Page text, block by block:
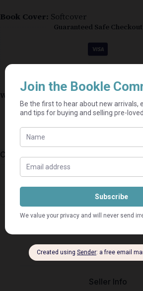
Book Cover: Softcover
Guaranteed Safe Checkout
Why shop on Bookle?
Free buyer protection
The Courier Guy shipping
added fees
Bundle books — one shipping
Categories:
BoekeT
Description
Seller Info